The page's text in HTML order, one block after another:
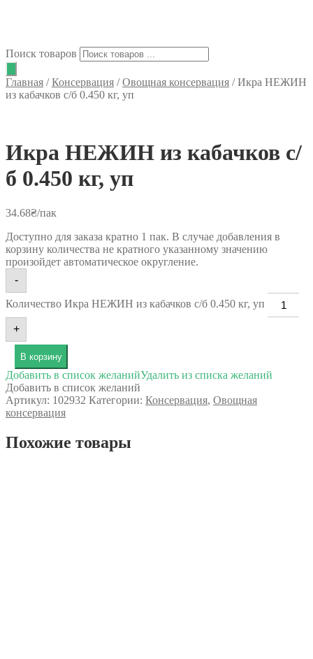
Поиск товаров
Главная /Консервация /Овощная консервация /Икра НЕЖИН
из кабачков с/б 0.450 кг, уп
Икра НЕЖИН из кабачков с/
б 0.450 кг, уп
34.68₴/пак
Доступно для заказа кратно 1 пак. В случае добавления в
корзину количества не кратного указанному значению
произойдет автоматическое округление.
-
Количество Икра НЕЖИН из кабачков с/б 0.450 кг, уп
+
В корзину
Добавить в список желанийУдалить из списка желаний
Добавить в список желаний
Артикул: 102932 Категории: Консервация, Овощная
консервация
Похожие товары